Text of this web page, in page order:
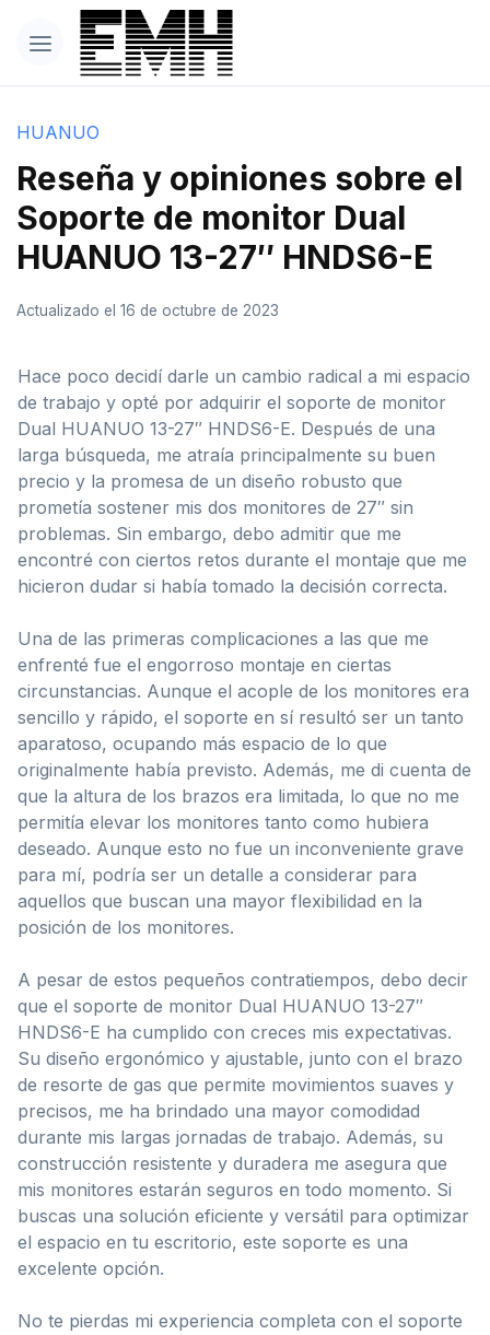
HUANUO
Reseña y opiniones sobre el
Soporte de monitor Dual
HUANUO 13-27″ HNDS6-E
Actualizado el 16 de octubre de 2023
Hace poco decidí darle un cambio radical a mi espacio
de trabajo y opté por adquirir el soporte de monitor
Dual HUANUO 13-27″ HNDS6-E. Después de una
larga búsqueda, me atraía principalmente su buen
precio y la promesa de un diseño robusto que
prometía sostener mis dos monitores de 27″ sin
problemas. Sin embargo, debo admitir que me
encontré con ciertos retos durante el montaje que me
hicieron dudar si había tomado la decisión correcta.
Una de las primeras complicaciones a las que me
enfrenté fue el engorroso montaje en ciertas
circunstancias. Aunque el acople de los monitores era
sencillo y rápido, el soporte en sí resultó ser un tanto
aparatoso, ocupando más espacio de lo que
originalmente había previsto. Además, me di cuenta de
que la altura de los brazos era limitada, lo que no me
permitía elevar los monitores tanto como hubiera
deseado. Aunque esto no fue un inconveniente grave
para mí, podría ser un detalle a considerar para
aquellos que buscan una mayor flexibilidad en la
posición de los monitores.
A pesar de estos pequeños contratiempos, debo decir
que el soporte de monitor Dual HUANUO 13-27″
HNDS6-E ha cumplido con creces mis expectativas.
Su diseño ergonómico y ajustable, junto con el brazo
de resorte de gas que permite movimientos suaves y
precisos, me ha brindado una mayor comodidad
durante mis largas jornadas de trabajo. Además, su
construcción resistente y duradera me asegura que
mis monitores estarán seguros en todo momento. Si
buscas una solución eficiente y versátil para optimizar
el espacio en tu escritorio, este soporte es una
excelente opción.
No te pierdas mi experiencia completa con el soporte